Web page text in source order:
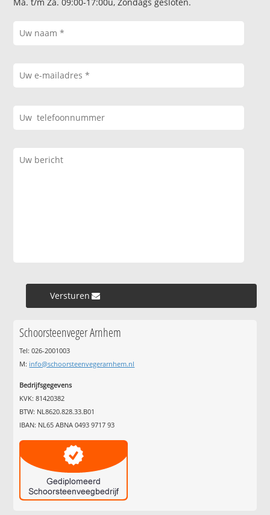
Versturen »
Schoorsteenveger Arnhem
Tel: 026-2001003
M: info@schoorsteenvegerarnhem.nl
Bedrijfsgegevens
KVK: 81420382
BTW: NL8620.828.33.B01
IBAN: NL65 ABNA 0493 9717 93